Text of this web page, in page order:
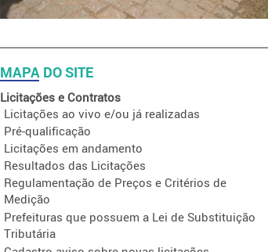
MAPA DO SITE
Licitações e Contratos
Licitações ao vivo e/ou já realizadas
Pré-qualificação
Licitações em andamento
Resultados das Licitações
Regulamentação de Preços e Critérios de
Medição
Prefeituras que possuem a Lei de Substituição
Tributária